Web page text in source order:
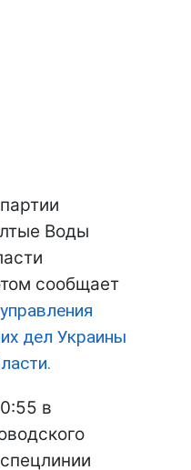
Воды
сообщает
дел Украины
в